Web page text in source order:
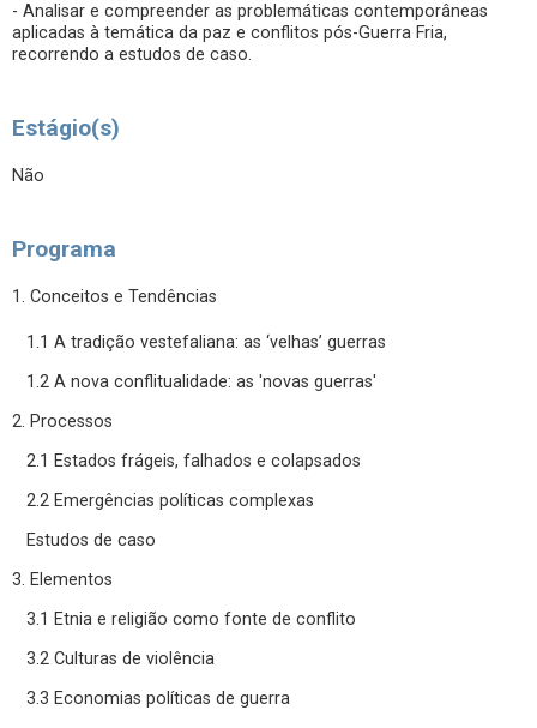
- Analisar e compreender as problemáticas contemporâneas
aplicadas à temática da paz e conflitos pós-Guerra Fria,
recorrendo a estudos de caso.
Estágio(s)
Não
Programa
1. Conceitos e Tendências
1.1 A tradição vestefaliana: as ‘velhas’ guerras
1.2 A nova conflitualidade: as 'novas guerras'
2. Processos
2.1 Estados frágeis, falhados e colapsados
2.2 Emergências políticas complexas
Estudos de caso
3. Elementos
3.1 Etnia e religião como fonte de conflito
3.2 Culturas de violência
3.3 Economias políticas de guerra